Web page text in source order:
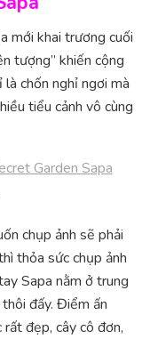
mới khai trương cuối
tượng” khiến cộng
chốn nghỉ ngơi mà
tiểu cảnh vô cùng
chụp ảnh sẽ phải
thỏa sức chụp ảnh
Sapa nằm ở trung
đấy. Điểm ấn
đẹp, cây cô đơn,